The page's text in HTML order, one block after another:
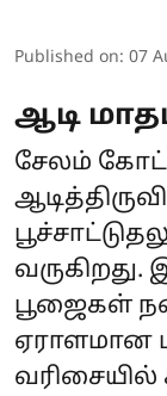
Published on: 07
ஆடி
சேலம்
வருகிறது.
பூஜைகள்
ஏராளமான